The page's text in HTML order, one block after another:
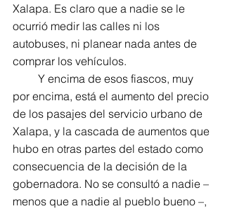
Xalapa. Es claro que a nadie se le
ocurrió medir las calles ni los
autobuses, ni planear nada antes de
comprar los vehículos.
Y encima de esos fiascos, muy
por encima, está el aumento del precio
de los pasajes del servicio urbano de
Xalapa, y la cascada de aumentos que
hubo en otras partes del estado como
consecuencia de la decisión de la
gobernadora. No se consultó a nadie –
menos que a nadie al pueblo bueno –,